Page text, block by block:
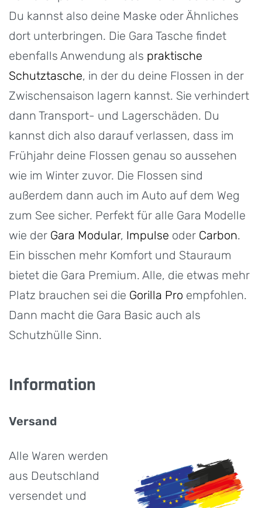
Du kannst also deine Maske oder Ähnliches
dort unterbringen. Die Gara Tasche findet
ebenfalls Anwendung als praktische
Schutztasche, in der du deine Flossen in der
Zwischensaison lagern kannst. Sie verhindert
dann Transport- und Lagerschäden. Du
kannst dich also darauf verlassen, dass im
Frühjahr deine Flossen genau so aussehen
wie im Winter zuvor. Die Flossen sind
außerdem dann auch im Auto auf dem Weg
zum See sicher. Perfekt für alle Gara Modelle
wie der Gara Modular, Impulse oder Carbon.
Ein bisschen mehr Komfort und Stauraum
bietet die Gara Premium. Alle, die etwas mehr
Platz brauchen sei die Gorilla Pro empfohlen.
Dann macht die Gara Basic auch als
Schutzhülle Sinn.
Information
Versand
Alle Waren werden
aus Deutschland
versendet und